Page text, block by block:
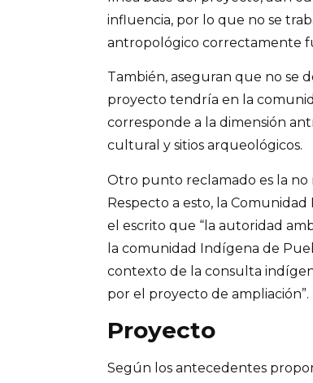
influencia, por lo que no se
antropológico correctamente
También, aseguran que no se
proyecto tendría en la
corresponde a la dimensión
cultural y sitios arqueológicos.
Otro punto reclamado es la no
Respecto a esto, la
el escrito que “la autoridad
la comunidad Indígena de
contexto de la consulta
por el proyecto de ampliación”.
Proyecto
Según los antecedentes